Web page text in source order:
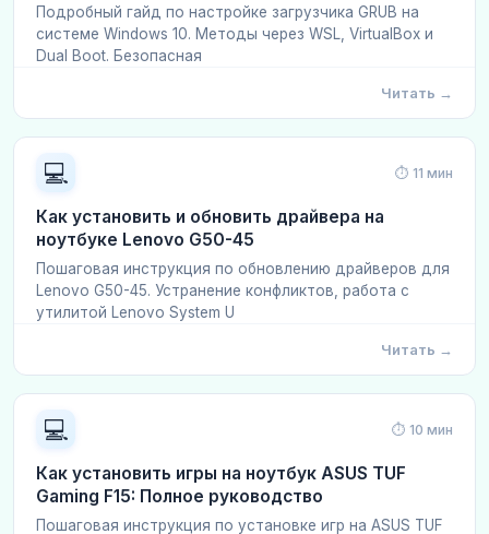
Подробный гайд по настройке загрузчика GRUB на
системе Windows 10. Методы через WSL, VirtualBox и
Dual Boot. Безопасная
Читать →
💻 ⏱ 11 мин
Как установить и обновить драйвера на
ноутбуке Lenovo G50-45
Пошаговая инструкция по обновлению драйверов для
Lenovo G50-45. Устранение конфликтов, работа с
утилитой Lenovo System U
Читать →
💻 ⏱ 10 мин
Как установить игры на ноутбук ASUS TUF
Gaming F15: Полное руководство
Пошаговая инструкция по установке игр на ASUS TUF